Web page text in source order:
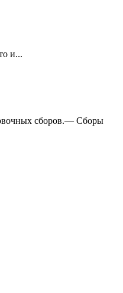
и...
сборов.— Сборы